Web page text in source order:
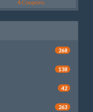
4 Coupons
268
138
42
263